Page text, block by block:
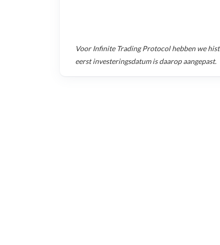
VoorInfinite Trading Protocolhebben we
eerst investeringsdatum is daarop aangepast.